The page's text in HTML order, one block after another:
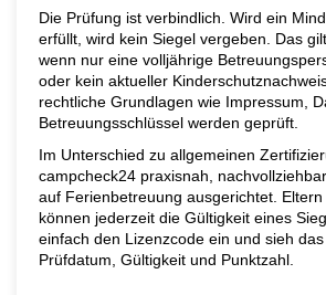
Die Prüfung ist verbindlich. Wird ein
erfüllt, wird kein Siegel vergeben. Das
wenn nur eine volljährige
oder kein aktueller
rechtliche Grundlagen wie Impressum,
Betreuungsschlüssel werden geprüft.
Im Unterschied zu allgemeinen
campcheck24 praxisnah,
auf Ferienbetreuung ausgerichtet.
können jederzeit die Gültigkeit eines
einfach den Lizenzcode ein und sieh
Prüfdatum, Gültigkeit und Punktzahl.